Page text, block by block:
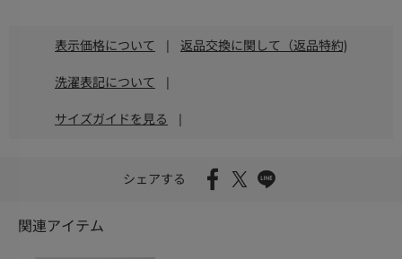
表示価格について | 返品交換に関して（返品特約)
洗濯表記について |
サイズガイドを見る |
シェアする
関連アイテム